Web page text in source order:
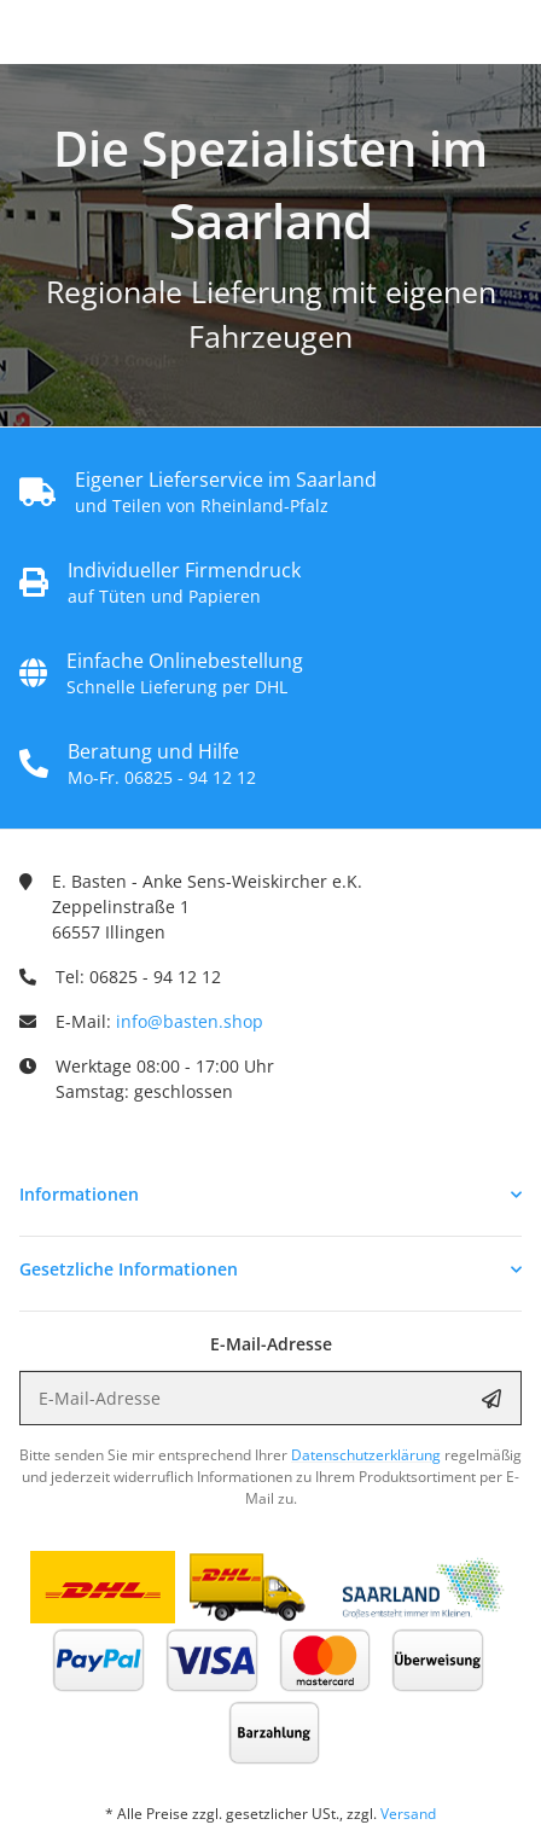
Die Spezialisten im
Saarland
Regionale Lieferung mit eigenen
Fahrzeugen
Eigener Lieferservice im Saarland
und Teilen von Rheinland-Pfalz
Individueller Firmendruck
auf Tüten und Papieren
Einfache Onlinebestellung
Schnelle Lieferung per DHL
Beratung und Hilfe
Mo-Fr. 06825 - 94 12 12
E. Basten - Anke Sens-Weiskircher e.K.
Zeppelinstraße 1
66557 Illingen
Tel: 06825 - 94 12 12
E-Mail: info@basten.shop
Werktage 08:00 - 17:00 Uhr
Samstag: geschlossen
Informationen
Gesetzliche Informationen
E-Mail-Adresse
Bitte senden Sie mir entsprechend Ihrer Datenschutzerklärung regelmäßig
und jederzeit widerruflich Informationen zu Ihrem Produktsortiment per E-
Mail zu.
* Alle Preise zzgl. gesetzlicher USt., zzgl.Versand